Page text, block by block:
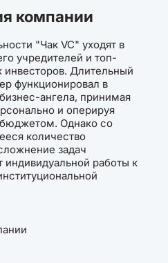
компании
"Чак VC" уходят в
учредителей и топ-
Длительный
функционировал в
ангела, принимая
и оперируя
Однако со
количество
задач
индивидуальной работы к